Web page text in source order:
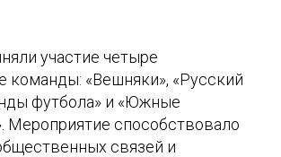
участие четыре
команды: «Вешняки», «Русский
футбола» и «Южные
Мероприятие способствовало
связей и